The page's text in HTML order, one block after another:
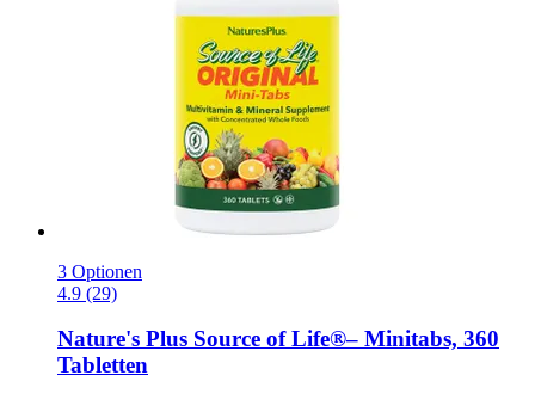
3 Optionen
4.9 (29)
Nature's Plus Source of Life®– Minitabs, 360
Tabletten